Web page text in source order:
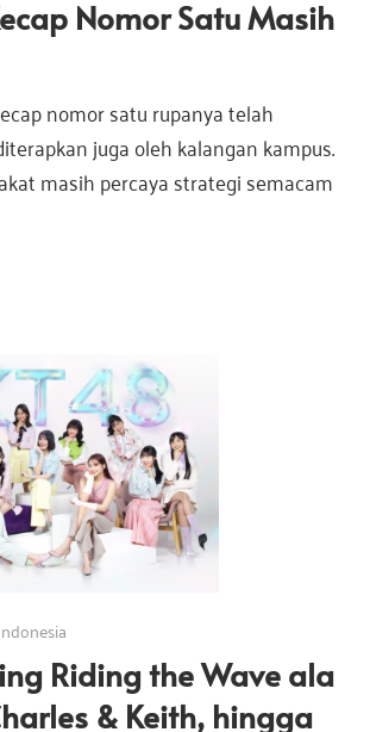
s
i
I
o
n
e
i
Nomor Satu Masih
nomor satu rupanya telah
juga oleh kalangan kampus.
masih percaya strategi semacam
Riding the Wave ala
& Keith, hingga